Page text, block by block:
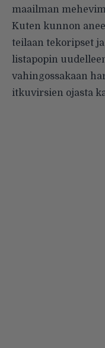
maailman
Kuten kunnon
teilaan tekoripset
listapopin
vahingossakaan
itkuvirsien ojasta